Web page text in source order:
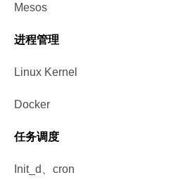
Mesos
进程管理
Linux Kernel
Docker
任务调度
Init_d、cron